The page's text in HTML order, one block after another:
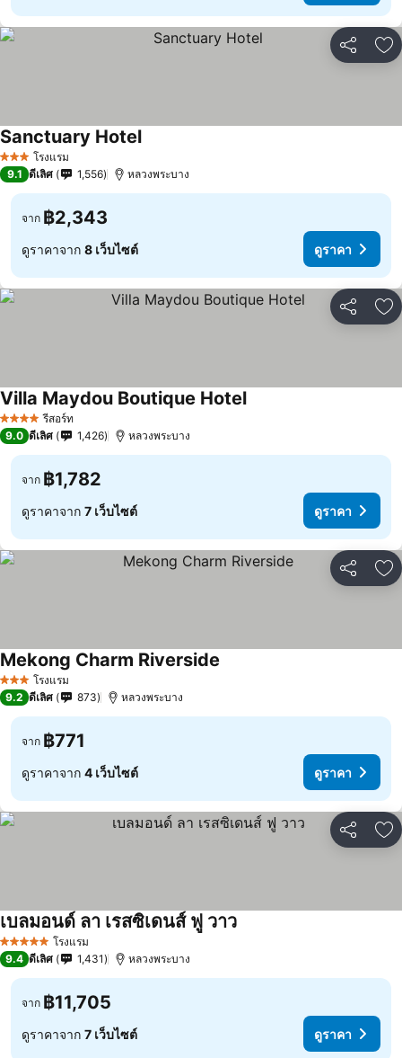
แชร์ เ
3 ดาว โรงแรม
Sanctuary Hotel
9.1 ดีเลิศ 1,556 หลวงพระบาง
จาก ฿2,343
ดูราคาจาก 8 เว็บไซต์ ดูราคา
แชร์ เ
4 ดาว รีสอร์ท
Villa Maydou Boutique Hotel
9.0 ดีเลิศ 1,426 หลวงพระบาง
จาก ฿1,782
ดูราคาจาก 7 เว็บไซต์ ดูราคา
แชร์ เ
3 ดาว โรงแรม
Mekong Charm Riverside
9.2 ดีเลิศ 873 หลวงพระบาง
จาก ฿771
ดูราคาจาก 4 เว็บไซต์ ดูราคา
แชร์ เ
5 ดาว โรงแรม
เบลมอนด์ ลา เรสซิเดนส์ ฟู วาว
9.4 ดีเลิศ 1,431 หลวงพระบาง
จาก ฿11,705
ดูราคาจาก 7 เว็บไซต์ ดูราคา